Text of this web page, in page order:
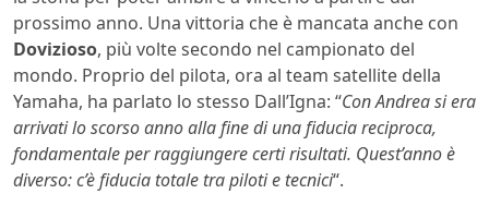
prossimo anno. Una vittoria che è mancata anche con
Dovizioso, più volte secondo nel campionato del
mondo. Proprio del pilota, ora al team satellite della
Yamaha, ha parlato lo stesso Dall’Igna: “Con Andrea si era
arrivati lo scorso anno alla fine di una fiducia reciproca,
fondamentale per raggiungere certi risultati. Quest’anno è
diverso: c’è fiducia totale tra piloti e tecnici“.